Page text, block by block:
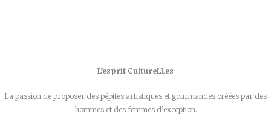
L’esprit CultureLLes
La passion de proposer des pépites artistiques et gourmandes créées par des
hommes et des femmes d’exception.